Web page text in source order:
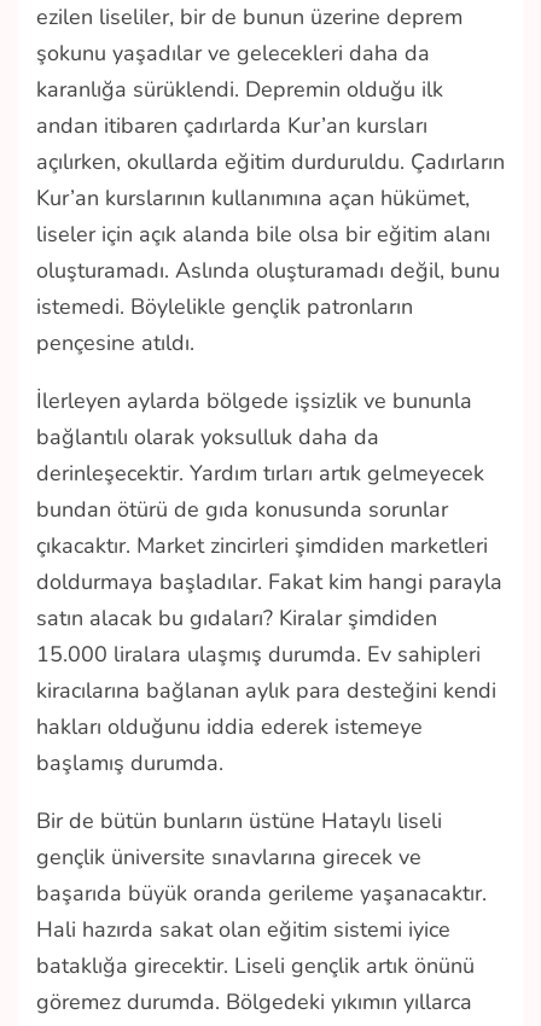
ezilen liseliler, bir de bunun üzerine deprem
şokunu yaşadılar ve gelecekleri daha da
karanlığa sürüklendi. Depremin olduğu ilk
andan itibaren çadırlarda Kur’an kursları
açılırken, okullarda eğitim durduruldu. Çadırların
Kur’an kurslarının kullanımına açan hükümet,
liseler için açık alanda bile olsa bir eğitim alanı
oluşturamadı. Aslında oluşturamadı değil, bunu
istemedi. Böylelikle gençlik patronların
pençesine atıldı.
İlerleyen aylarda bölgede işsizlik ve bununla
bağlantılı olarak yoksulluk daha da
derinleşecektir. Yardım tırları artık gelmeyecek
bundan ötürü de gıda konusunda sorunlar
çıkacaktır. Market zincirleri şimdiden marketleri
doldurmaya başladılar. Fakat kim hangi parayla
satın alacak bu gıdaları? Kiralar şimdiden
15.000 liralara ulaşmış durumda. Ev sahipleri
kiracılarına bağlanan aylık para desteğini kendi
hakları olduğunu iddia ederek istemeye
başlamış durumda.
Bir de bütün bunların üstüne Hataylı liseli
gençlik üniversite sınavlarına girecek ve
başarıda büyük oranda gerileme yaşanacaktır.
Hali hazırda sakat olan eğitim sistemi iyice
bataklığa girecektir. Liseli gençlik artık önünü
göremez durumda. Bölgedeki yıkımın yıllarca